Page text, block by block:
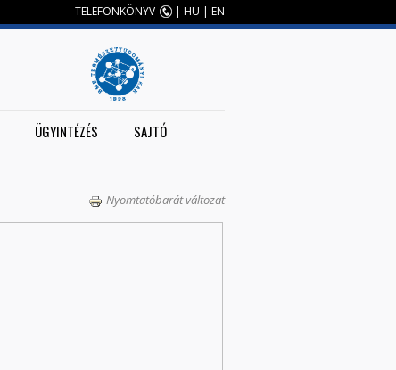
TELEFONKÖNYV | HU | EN
ÜGYINTÉZÉS SAJTÓ
Nyomtatóbarát változat